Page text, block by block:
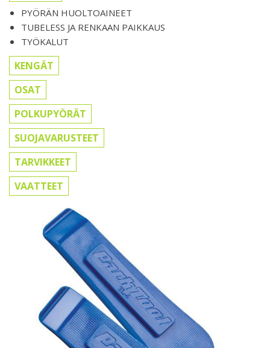
PYÖRÄN HUOLTOAINEET
TUBELESS JA RENKAAN PAIKKAUS
TYÖKALUT
KENGÄT
OSAT
POLKUPYÖRÄT
SUOJAVARUSTEET
TARVIKKEET
VAATTEET